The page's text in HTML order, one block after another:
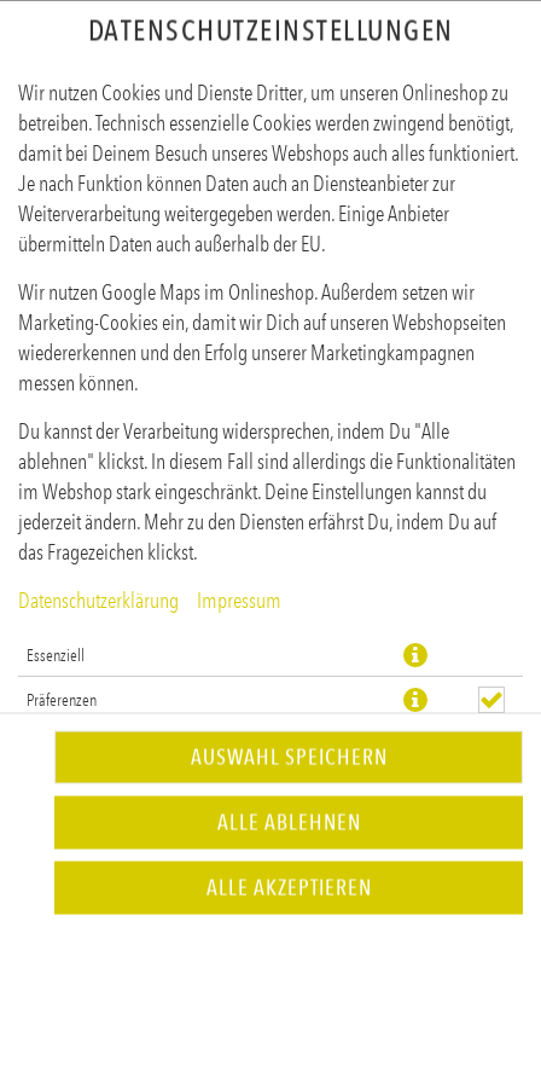
DATENSCHUTZEINSTELLUNGEN
Wir nutzen Cookies und Dienste Dritter, um unseren Onlineshop zu
betreiben. Technisch essenzielle Cookies werden zwingend benötigt,
damit bei Deinem Besuch unseres Webshops auch alles funktioniert.
Je nach Funktion können Daten auch an Diensteanbieter zur
Weiterverarbeitung weitergegeben werden. Einige Anbieter
übermitteln Daten auch außerhalb der EU.
Wir nutzen Google Maps im Onlineshop. Außerdem setzen wir
Marketing-Cookies ein, damit wir Dich auf unseren Webshopseiten
wiedererkennen und den Erfolg unserer Marketingkampagnen
messen können.
Du kannst der Verarbeitung widersprechen, indem Du "Alle
ablehnen" klickst. In diesem Fall sind allerdings die Funktionalitäten
im Webshop stark eingeschränkt. Deine Einstellungen kannst du
jederzeit ändern. Mehr zu den Diensten erfährst Du, indem Du auf
das Fragezeichen klickst.
Datenschutzerklärung
Impressum
Essenziell
Präferenzen
AUSWAHL SPEICHERN
ALLE ABLEHNEN
ALLE AKZEPTIEREN
AVOCADO FRITTEN
Produktinfos
Goldfritten, Avocadocreme, scharfe Chili-Mayo & Kräutermix
JETZT BESTELLEN